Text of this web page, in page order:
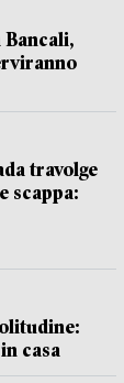
Bancali,
travolge
scappa:
casa